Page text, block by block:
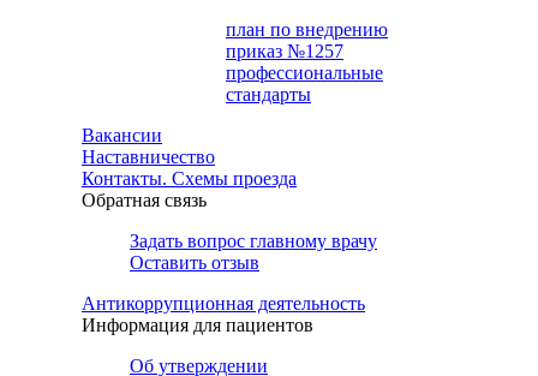
план по внедрению
приказ №1257
профессиональные
стандарты
Вакансии
Наставничество
Контакты. Схемы проезда
Обратная связь
Задать вопрос главному врачу
Оставить отзыв
Антикоррупционная деятельность
Информация для пациентов
Об утверждении